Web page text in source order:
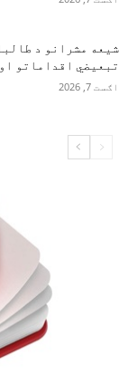
شیعه مشرانو د
تبعیضي اقداماتو
اګست 7, 2026